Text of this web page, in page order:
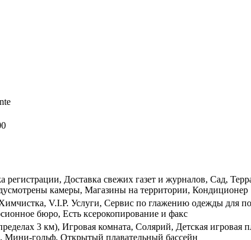
регистрации, Доставка свежих газет и журналов, Сад,
камеры, Магазины на территории, Кондиционер
V.I.P. Услуги, Сервис по глажению одежды для
бюро, Есть ксерокопирование и факс
3 км), Игровая комната, Солярий, Детская игровая
Мини-гольф, Открытый плавательный бассейн